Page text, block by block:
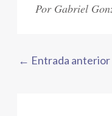
Por Gabriel
← Entrada anterior